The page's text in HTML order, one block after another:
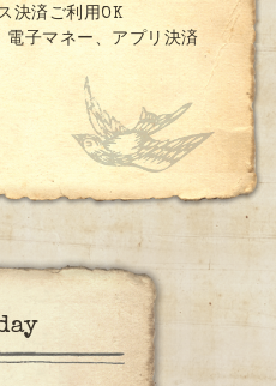
決済ご利用OK
電子マネー、アプリ決済